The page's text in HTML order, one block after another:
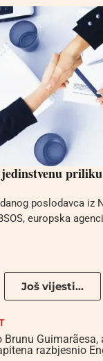
poslodavca iz
europska
Još vijesti...
Brunu Guimarãesa,
razbjesnio